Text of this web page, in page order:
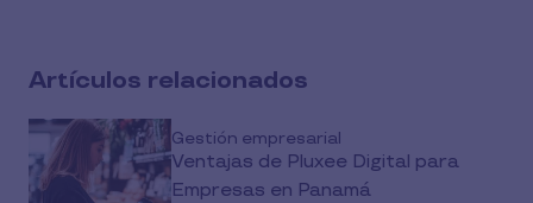
media
Artículos relacionados
Gestión empresarial
Ventajas de Pluxee Digital para
Empresas en Panamá